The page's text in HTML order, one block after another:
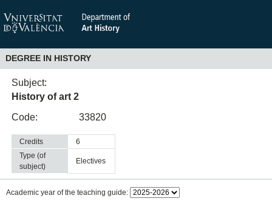
DEGREE IN HISTORY
Subject:
History of art 2
Code:
33820
Credits
6
Type (of
subject)
electives
Academic year of the teaching guide: